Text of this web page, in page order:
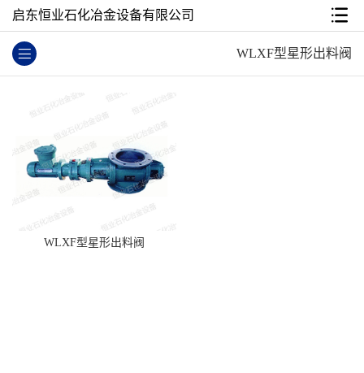
启东恒业石化冶金设备有限公司
WLXF型星形出料阀
WLXF型星形出料阀